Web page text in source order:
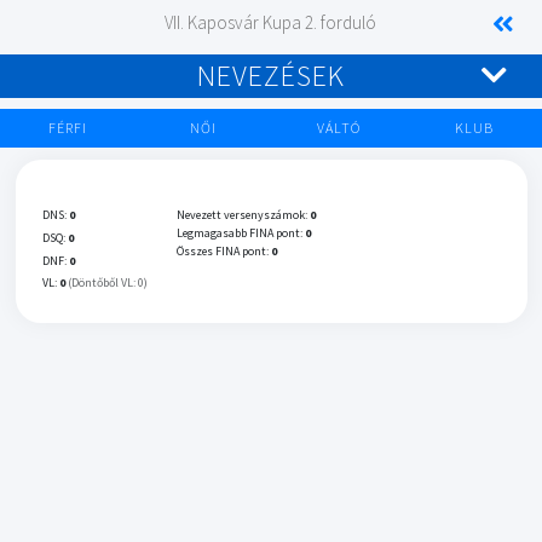
VII. Kaposvár Kupa 2. forduló
NEVEZÉSEK
FÉRFI NŐI VÁLTÓ KLUB
DNS: 0
DSQ: 0
DNF: 0
VL: 0 (Döntőből VL: 0)
Nevezett versenyszámok: 0
Legmagasabb FINA pont: 0
Összes FINA pont: 0